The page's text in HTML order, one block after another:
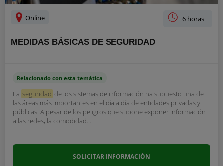
Online 6 horas
MEDIDAS BÁSICAS DE SEGURIDAD
Relacionado con esta temática
La seguridad de los sistemas de información ha supuesto una de
las áreas más importantes en el día a día de entidades privadas y
públicas. A pesar de los peligros que supone exponer información
a las redes, la comodidad...
SOLICITAR INFORMACIÓN